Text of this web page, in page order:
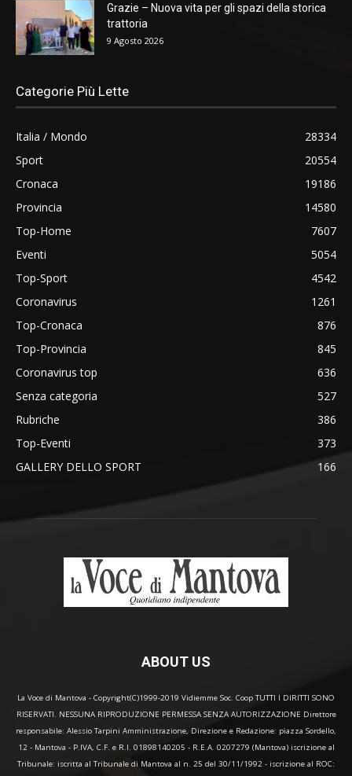
Grazie – Nuova vita per gli spazi della storica
trattoria
9 Agosto 2026
Categorie Più Lette
Italia / Mondo
28334
Sport
20554
Cronaca
19186
Provincia
14580
Top-Home
7607
Eventi
5054
Top-Sport
4542
Coronavirus
1261
Top-Cronaca
876
Top-Provincia
845
Coronavirus top
636
Senza categoria
527
Rubriche
386
Top-Eventi
373
GALLERY DELLO SPORT
166
ABOUT US
La Voce di Mantova - Copyright(C)1999-2019 Vidiemme Soc. Coop TUTTI I DIRITTI SONO
RISERVATI. NESSUNA RIPRODUZIONE PERMESSA SENZA AUTORIZZAZIONE Direttore
responsabile: Alessio Tarpini Amministrazione, Direzione e Redazione: piazza Sordello,
12 - Mantova - P.IVA, C.F. e R.I. 01898140205 - R.E.A. 0207279 (Mantova) iscrizione al
Tribunale: iscritta al Tribunale di Mantova al n. 25 del 30/11/1992 - iscrizione al ROC: